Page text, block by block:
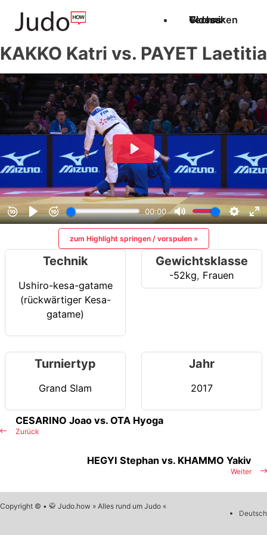
Techniken
Videos
Glossar
KAKKO Katri vs. PAYET Laetitia
zum Highlight springen / vorspulen »
Technik
Ushiro-kesa-gatame
(rückwärtiger Kesa-
gatame)
Gewichtsklasse
-52kg, Frauen
Turniertyp
Grand Slam
Jahr
2017
Zurück
CESARINO Joao vs. OTA Hyoga
Weiter
HEGYI Stephan vs. KHAMMO Yakiv
Copyright © • 🥋 Judo.how » Alles rund um Judo «
Deutsch